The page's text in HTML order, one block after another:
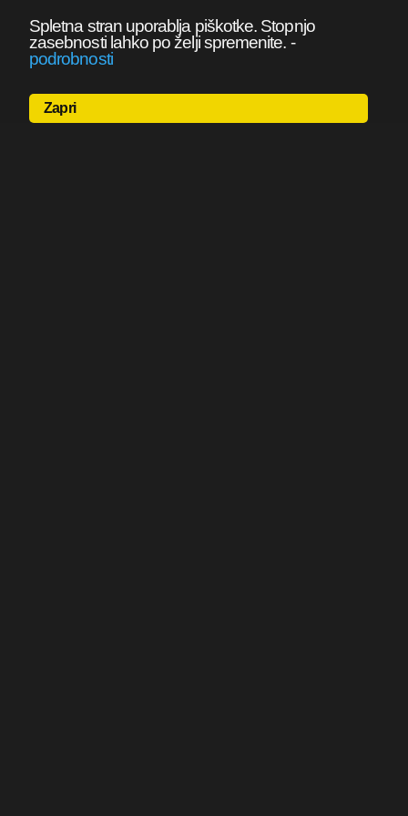
Spletna stran uporablja piškotke. Stopnjo
zasebnosti lahko po želji spremenite. -
podrobnosti
Zapri